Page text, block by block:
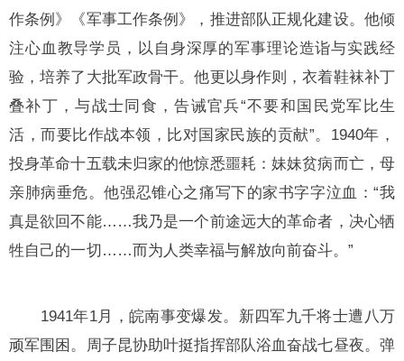
作条例》《军事工作条例》，推进部队正规化建设。他倾
注心血教导学员，以自身深厚的军事理论造诣与实践经
验，培养了大批军政骨干。他更以身作则，衣着鞋袜补丁
叠补丁，与战士同食，告诫官兵“不要和国民党军比生
活，而要比作战本领，比对国家民族的贡献”。1940年，
投身革命十五载未归家的他惊悉噩耗：妹妹贫病而亡，母
亲肺病垂危。他强忍锥心之痛写下的家书字字泣血：“我
真是欲回不能……我乃是一个前途远大的革命者，决心牺
牲自己的一切……而为人类幸福与解放向前奋斗。”
1941年1月，皖南事变爆发。新四军九千将士遭八万
顽军围困。周子昆协助叶挺指挥部队浴血奋战七昼夜。弹